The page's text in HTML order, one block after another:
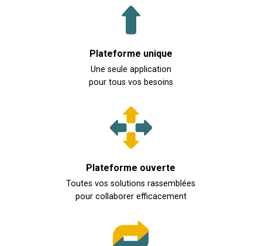
Plateforme unique
Une seule application
pour tous vos besoins
Plateforme ouverte
Toutes vos solutions rassemblées
pour collaborer efficacement